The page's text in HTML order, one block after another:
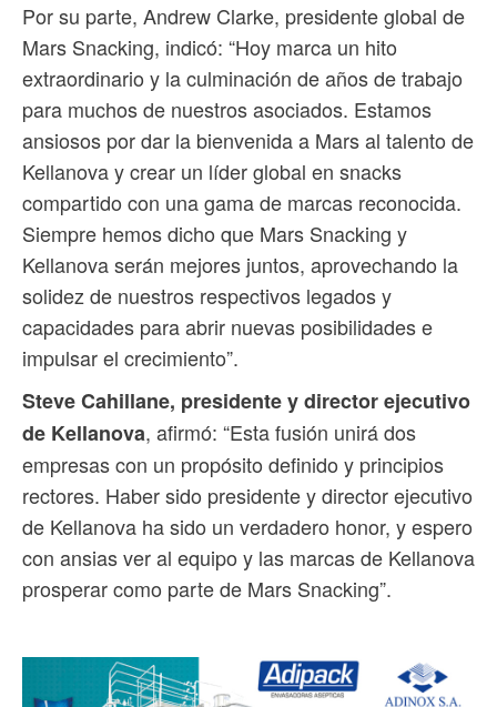
Por su parte, Andrew Clarke, presidente global de
Mars Snacking, indicó: “Hoy marca un hito
extraordinario y la culminación de años de trabajo
para muchos de nuestros asociados. Estamos
ansiosos por dar la bienvenida a Mars al talento de
Kellanova y crear un líder global en snacks
compartido con una gama de marcas reconocida.
Siempre hemos dicho que Mars Snacking y
Kellanova serán mejores juntos, aprovechando la
solidez de nuestros respectivos legados y
capacidades para abrir nuevas posibilidades e
impulsar el crecimiento”.
Steve Cahillane, presidente y director ejecutivo
de Kellanova, afirmó: “Esta fusión unirá dos
empresas con un propósito definido y principios
rectores. Haber sido presidente y director ejecutivo
de Kellanova ha sido un verdadero honor, y espero
con ansias ver al equipo y las marcas de Kellanova
prosperar como parte de Mars Snacking”.